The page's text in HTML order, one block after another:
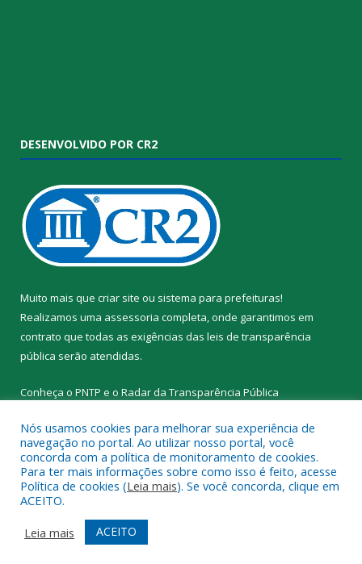
DESENVOLVIDO POR CR2
Muito mais que criar site ou sistema para prefeituras!
Realizamos uma assessoria completa, onde garantimos em
contrato que todas as exigências das leis de transparência
pública serão atendidas.
Conheça o PNTP e o Radar da Transparência Pública
Todos os direitos reservados a Prefeitura Municipal de Santa
Cruz do Arari.
Mapa do Site
Acessar Área Administrativa
Acessar Webmail
Nós usamos cookies para melhorar sua experiência de
navegação no portal. Ao utilizar nosso portal, você
concorda com a política de monitoramento de cookies.
Para ter mais informações sobre como isso é feito, acesse
Política de cookies (Leia mais). Se você concorda, clique em
ACEITO.
Leia mais
ACEITO